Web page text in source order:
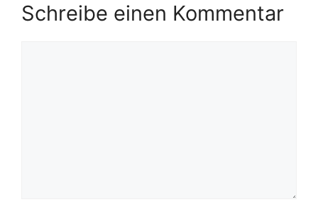
Schreibe einen Kommentar